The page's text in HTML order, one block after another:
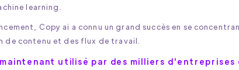
learning.
Copy ai a connu un grand succès en se
de contenu et des flux de travail.
utilisé par des milliers